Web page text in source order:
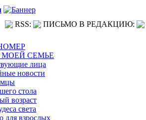
RSS: ПИСЬМО В РЕДАКЦИЮ:
МОЕЙ СЕМЬЕ
лица
новости
стола
возраст
света
для взрослых